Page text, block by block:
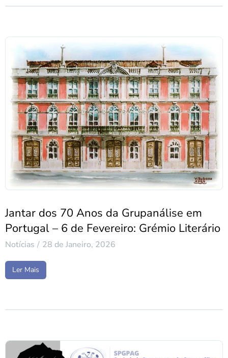
Jantar dos 70 Anos da Grupanálise em
Portugal – 6 de Fevereiro: Grémio Literário
Notícias 28 de Janeiro, 2026
Ler Mais